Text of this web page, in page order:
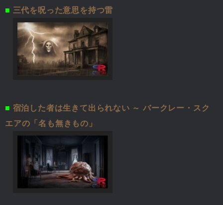
■ 三代を呪った意思を持つ雷
■ 宿泊した者は生きて出られない ～ バークレー・スク
エアの「名も無きもの」